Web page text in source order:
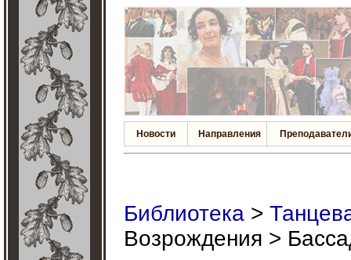
Новости Направления
Библиотека >
Возрождения >